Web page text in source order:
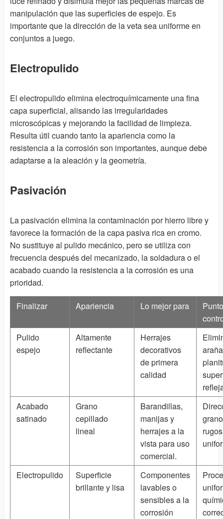
manipulación que las superficies de espejo. Es
importante que la dirección de la veta sea uniforme en
conjuntos a juego.
Electropulido
El electropulido elimina electroquímicamente una fina
capa superficial, alisando las irregularidades
microscópicas y mejorando la facilidad de limpieza.
Resulta útil cuando tanto la apariencia como la
resistencia a la corrosión son importantes, aunque debe
adaptarse a la aleación y la geometría.
Pasivación
La pasivación elimina la contaminación por hierro libre y
favorece la formación de la capa pasiva rica en cromo.
No sustituye al pulido mecánico, pero se utiliza con
frecuencia después del mecanizado, la soldadura o el
acabado cuando la resistencia a la corrosión es una
prioridad.
Finalizar Apariencia Lo mejor para
Pulido
espejo
Altamente
reflectante
Herrajes
decorativos
de primera
calidad
Acabado
satinado
Grano
cepillado
lineal
Barandillas,
manijas y
herrajes a la
vista para uso
comercial.
Electropulido
Superficie
brillante y lisa
Componentes
lavables o
sensibles a la
corrosión